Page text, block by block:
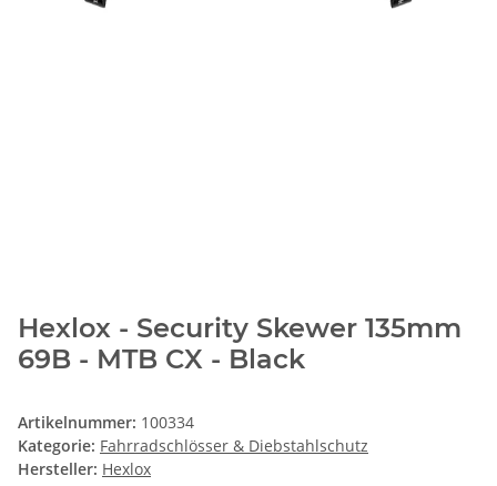
Hexlox - Security Skewer 135mm
69B - MTB CX - Black
Artikelnummer: 100334
Kategorie: Fahrradschlösser & Diebstahlschutz
Hersteller: Hexlox